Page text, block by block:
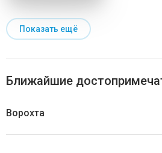
Показать ещё
Ближайшие
Ворохта